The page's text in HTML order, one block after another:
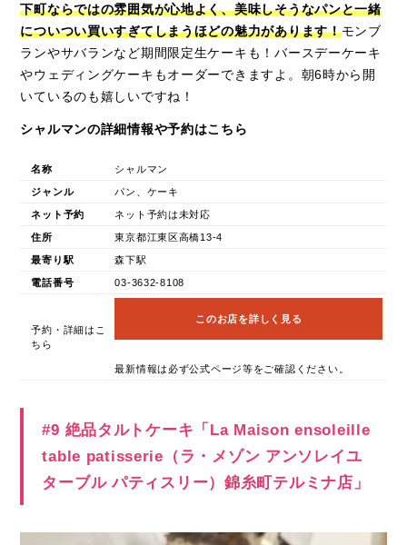
下町ならではの雰囲気が心地よく、美味しそうなパンと一緒
についつい買いすぎてしまうほどの魅力があります！モンブ
ランやサバランなど期間限定生ケーキも！バースデーケーキ
やウェディングケーキもオーダーできますよ。朝6時から開
いているのも嬉しいですね！
シャルマンの詳細情報や予約はこちら
名称 シャルマン
ジャンル パン、ケーキ
ネット予約 ネット予約は未対応
住所 東京都江東区高橋13-4
最寄り駅 森下駅
電話番号 03-3632-8108
予約・詳細はこ
ちら
このお店を詳しく見る
最新情報は必ず公式ページ等をご確認ください。
#9 絶品タルトケーキ「La Maison ensoleille
table patisserie（ラ・メゾン アンソレイユ
ターブル パティスリー）錦糸町テルミナ店」